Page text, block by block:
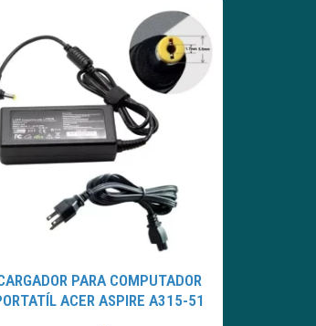
PARA COMPUTADOR
ACER ASPIRE A315-51